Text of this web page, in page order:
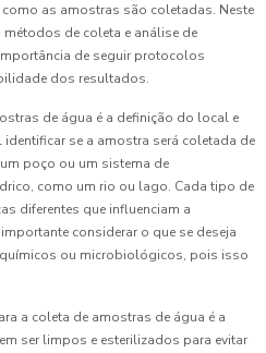
as amostras são coletadas. Neste
de coleta e análise de
de seguir protocolos
dos resultados.
de água é a definição do local e
se a amostra será coletada de
poço ou um sistema de
como um rio ou lago. Cada tipo de
diferentes que influenciam a
considerar o que se deseja
ou microbiológicos, pois isso
a coleta de amostras de água é a
ser limpos e esterilizados para evitar